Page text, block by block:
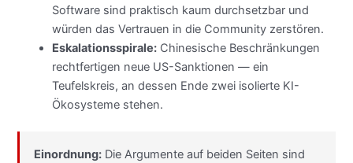
Software sind praktisch kaum durchsetzbar und
würden das Vertrauen in die Community zerstören.
Eskalationsspirale: Chinesische Beschränkungen
rechtfertigen neue US-Sanktionen — ein
Teufelskreis, an dessen Ende zwei isolierte KI-
Ökosysteme stehen.
Einordnung:Die Argumente auf beiden Seiten sind